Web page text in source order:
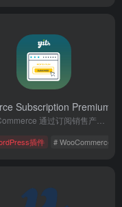
# 预订插件
Subscription Premium
插件 # WooCommerce